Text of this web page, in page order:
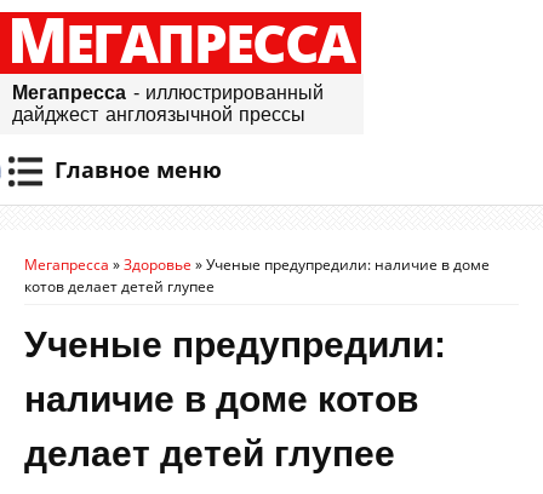
МЕГАПРЕССА
Мегапресса - иллюстрированный
дайджест англоязычной прессы
Главное меню
Мегапресса »Здоровье »Ученые предупредили: наличие в доме
котов делает детей глупее
Ученые предупредили:
наличие в доме котов
делает детей глупее